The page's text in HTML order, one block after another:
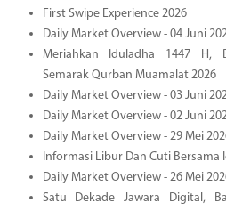
First Swipe Experience 2026
Daily Market Overview - 04 Juni
Meriahkan Iduladha 1447 H,
Semarak Qurban Muamalat 2026
Daily Market Overview - 03 Juni
Daily Market Overview - 02 Juni
Daily Market Overview - 29 Mei
Informasi Libur Dan Cuti Bersama
Daily Market Overview - 26 Mei
Satu Dekade Jawara Digital,